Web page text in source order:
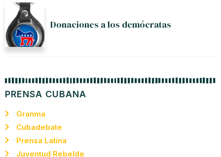
Donaciones a los demócratas
PRENSA CUBANA
Granma
Cubadebate
Prensa Latina
Juventud Rebelde